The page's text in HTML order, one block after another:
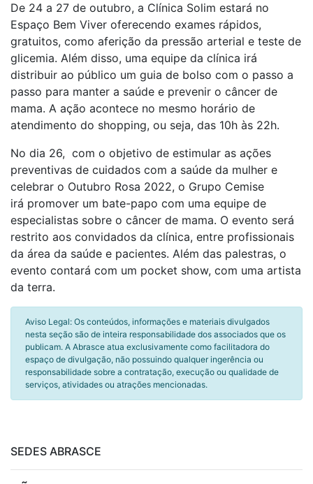
De 24 a 27 de outubro, a Clínica Solim estará no
Espaço Bem Viver oferecendo exames rápidos,
gratuitos, como aferição da pressão arterial e teste de
glicemia. Além disso, uma equipe da clínica irá
distribuir ao público um guia de bolso com o passo a
passo para manter a saúde e prevenir o câncer de
mama. A ação acontece no mesmo horário de
atendimento do shopping, ou seja, das 10h às 22h.
No dia 26, com o objetivo de estimular as ações
preventivas de cuidados com a saúde da mulher e
celebrar o Outubro Rosa 2022, o Grupo Cemise
irá promover um bate-papo com uma equipe de
especialistas sobre o câncer de mama. O evento será
restrito aos convidados da clínica, entre profissionais
da área da saúde e pacientes. Além das palestras, o
evento contará com um pocket show, com uma artista
da terra.
Aviso Legal: Os conteúdos, informações e materiais divulgados
nesta seção são de inteira responsabilidade dos associados que os
publicam. A Abrasce atua exclusivamente como facilitadora do
espaço de divulgação, não possuindo qualquer ingerência ou
responsabilidade sobre a contratação, execução ou qualidade de
serviços, atividades ou atrações mencionadas.
SEDES ABRASCE